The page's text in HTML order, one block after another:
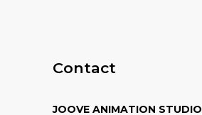
Contact
JOOVE ANIMATION STUDIO